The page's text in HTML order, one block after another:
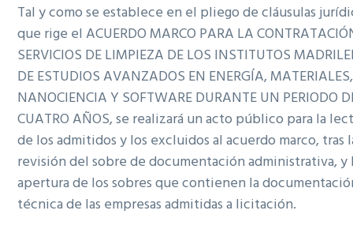
Tal y como se establece en el pliego de cláusulas
que rige el ACUERDO MARCO PARA LA
SERVICIOS DE LIMPIEZA DE LOS INSTITUTOS
DE ESTUDIOS AVANZADOS EN ENERGÍA, MATERIALES,
NANOCIENCIA Y SOFTWARE DURANTE UN PERIODO
CUATRO AÑOS, se realizará un acto público para la
de los admitidos y los excluidos al acuerdo marco, tras
revisión del sobre de documentación administrativa, y
apertura de los sobres que contienen la
técnica de las empresas admitidas a licitación.